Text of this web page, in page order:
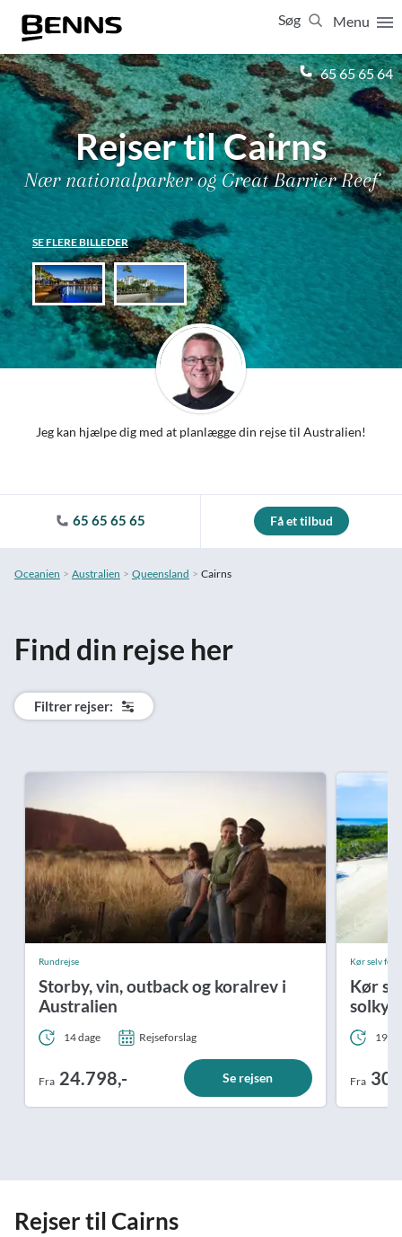
Menu
Søg
65 65 65 64
Rejser til Cairns
Nær nationalparker og Great Barrier Reef
SE FLERE BILLEDER
Jeg kan hjælpe dig med at planlægge din rejse til Australien!
65 65 65 65 Få et tilbud
Oceanien Australien Queensland Cairns
Find din rejse her
Filtrer rejser:
Rundrejse
Storby, vin, outback og koralrev i
Australien
14 dage Rejseforslag
Fra 24.798,- Se rejsen
Kør selv ferie
Kør
solkyst
19
Fra
Rejser til Cairns
Luk
Vis resultater for: Alle
Ferierejser
Firma- og temarejser
Studierejser